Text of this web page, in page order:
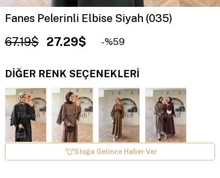
Fanes Pelerinli Elbise Siyah (035)
67.19$ 27.29$ 59
DIĞER RENK SEÇENEKLERI
Tükendi Tükendi Tükendi Tükendi
Stoğa Gelince Haber Ver